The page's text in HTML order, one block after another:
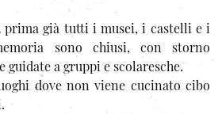
prima già tutti i musei, i castelli e i
sono chiusi, con storno
a gruppi e scolaresche.
dove non viene cucinato cibo